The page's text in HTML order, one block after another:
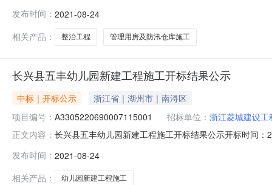
江长兴尧诚建设有限公司工期:210保证金金额:null;投标
发布时间： 2021-08-24
相关产品：
整治工程 管理用房及防汛仓库施工
长兴县五丰幼儿园新建工程施工开标结果公示
中标｜开标公示
浙江省｜湖州市｜南浔区
项目编号： A3305220690007115001 招标单位： 浙江菱城建设工
正文内容： 长兴县五丰幼儿园新建工程施工开标结果公示开标时间
设集团有限公司工期:330保证金金额:null;投标人名称:乐
发布时间： 2021-08-24
相关产品：
幼儿园新建工程施工